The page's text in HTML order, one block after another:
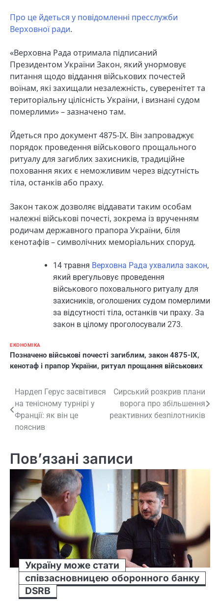
Про це йдеться у повідомленні пресслужби
Верховної ради.
«Верховна Рада отримала підписаний
Президентом України Закон, який унормовує
питання щодо віддання військових почестей
воїнам, які захищали незалежність, суверенітет та
територіальну цілісність України, і визнані судом
померлими» – зазначено там.
Йдеться про документ 4875-IX. Він запроваджує
порядок проведення військового прощального
ритуалу для загиблих захисників, традиційне
поховання яких є неможливим через відсутність
тіла, останків або праху.
Закон також дозволяє віддавати таким особам
належні військові почесті, зокрема із врученням
родичам державного прапора України, біля
кенотафів – символічних меморіальних споруд.
14 травня Верховна Рада ухвалила закон,
який врегульовує проведення
військового поховального ритуалу для
захисників, оголошених судом померлими
за відсутності тіла, останків чи праху. За
закон в цілому проголосували 273.
ЕКОНОМІКА
Позначено військові почесті загиблим, закон 4875-IX,
кенотаф і прапор України, ритуал прощання військових
Навігація
записів
Нардеп Герус засвітився
на тенісному турнірі у
Франції: як він це
пояснив
Сирський розкрив плани
ворога про збільшення
реактивних безпілотників
Пов’язані записи
Україну може стати
співзасновницею оборонного банку
DSRB